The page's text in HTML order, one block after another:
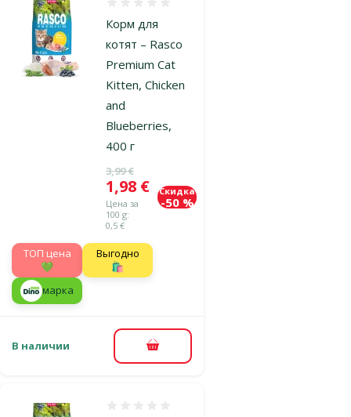
Корм для
котят – Rasco
Premium Cat
Kitten, Chicken
and
Blueberries,
400 г
Исходная цена
3,99 €
Цена
1,98 €
Цена за
100 g:
0,5 €
Скидка
-50 %
TOП цена
💚
Выгодно
🛍️
марка
В наличии В корзину